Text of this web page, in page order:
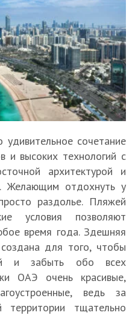
сочетание
и высоких технологий с
архитектурой и
Желающим отдохнуть у
раздолье. Пляжей
условия позволяют
время года. Здешняя
для того, чтобы
и забыть обо всех
ОАЭ очень красивые,
ведь за
территории тщательно